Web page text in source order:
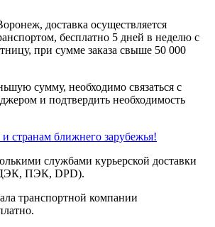
доставка осуществляется
бесплатно 5 дней в неделю с
при сумме заказа свыше 50 000
сумму, необходимо связаться с
и подтвердить необходимость
странам ближнего зарубежья!
службами курьерской доставки
ПЭК, DPD).
транспортной компании